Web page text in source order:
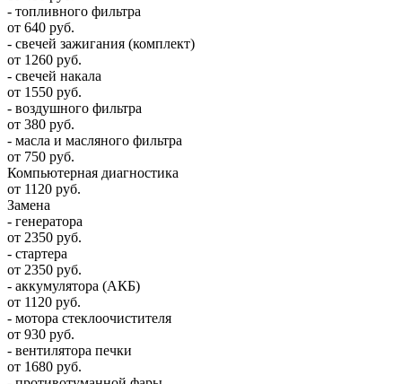
- топливного фильтра
от 640 руб.
- свечей зажигания (комплект)
от 1260 руб.
- свечей накала
от 1550 руб.
- воздушного фильтра
от 380 руб.
- масла и масляного фильтра
от 750 руб.
Компьютерная диагностика
от 1120 руб.
Замена
- генератора
от 2350 руб.
- стартера
от 2350 руб.
- аккумулятора (АКБ)
от 1120 руб.
- мотора стеклоочистителя
от 930 руб.
- вентилятора печки
от 1680 руб.